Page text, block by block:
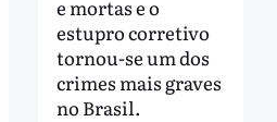
e mortas e o
estupro corretivo
tornou-se um dos
crimes mais graves
no Brasil.